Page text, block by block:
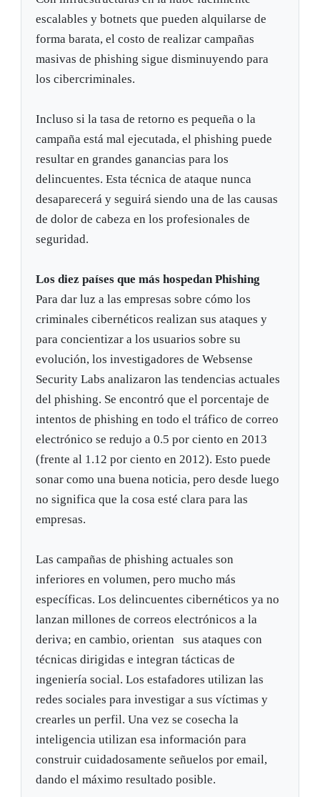
escalables y botnets que pueden alquilarse de
forma barata, el costo de realizar campañas
masivas de phishing sigue disminuyendo para
los cibercriminales.
Incluso si la tasa de retorno es pequeña o la
campaña está mal ejecutada, el phishing puede
resultar en grandes ganancias para los
delincuentes. Esta técnica de ataque nunca
desaparecerá y seguirá siendo una de las causas
de dolor de cabeza en los profesionales de
seguridad.
Los diez países que más hospedan Phishing
Para dar luz a las empresas sobre cómo los
criminales cibernéticos realizan sus ataques y
para concientizar a los usuarios sobre su
evolución, los investigadores de Websense
Security Labs analizaron las tendencias actuales
del phishing. Se encontró que el porcentaje de
intentos de phishing en todo el tráfico de correo
electrónico se redujo a 0.5 por ciento en 2013
(frente al 1.12 por ciento en 2012). Esto puede
sonar como una buena noticia, pero desde luego
no significa que la cosa esté clara para las
empresas.
Las campañas de phishing actuales son
inferiores en volumen, pero mucho más
específicas. Los delincuentes cibernéticos ya no
lanzan millones de correos electrónicos a la
deriva; en cambio, orientan sus ataques con
técnicas dirigidas e integran tácticas de
ingeniería social. Los estafadores utilizan las
redes sociales para investigar a sus víctimas y
crearles un perfil. Una vez se cosecha la
inteligencia utilizan esa información para
construir cuidadosamente señuelos por email,
dando el máximo resultado posible.